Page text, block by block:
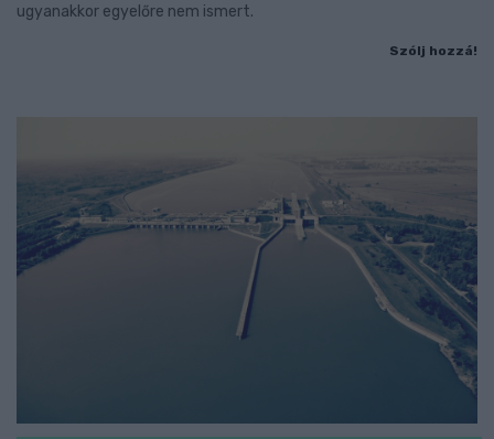
ugyanakkor egyelőre nem ismert.
Szólj hozzá!